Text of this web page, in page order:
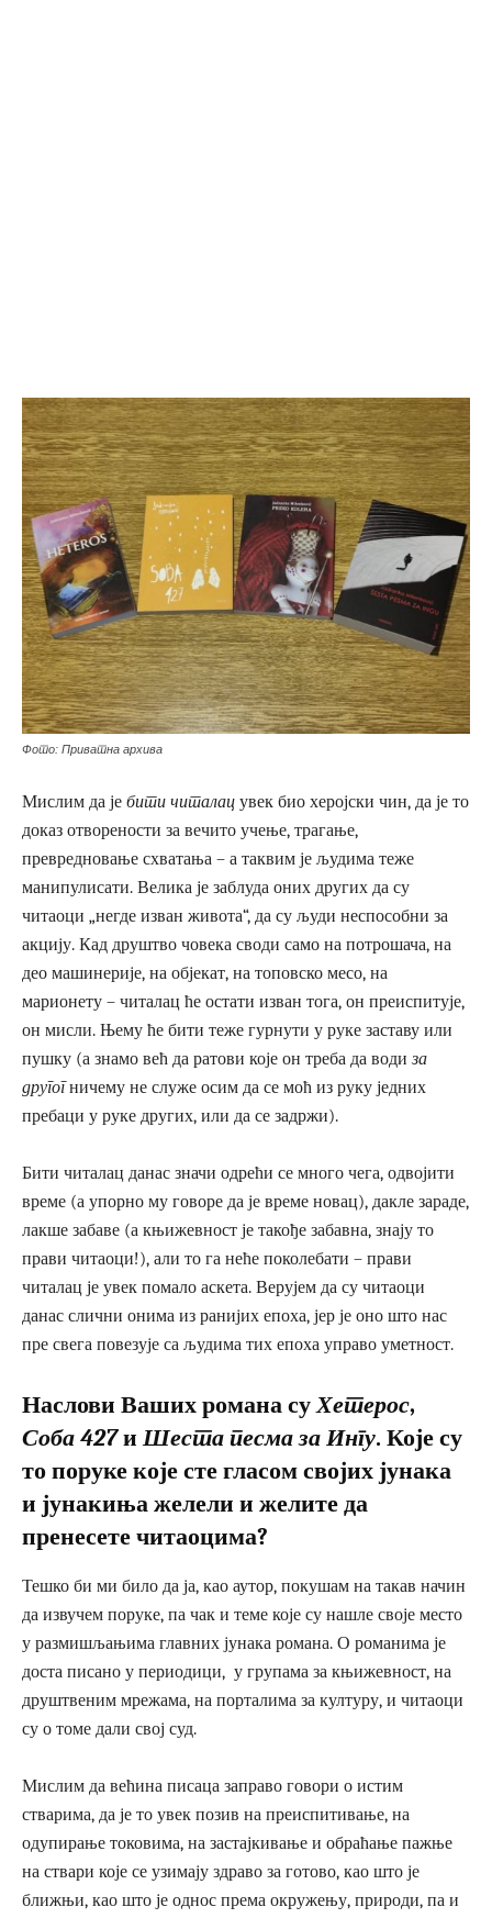
Фото: Приватна архива
Мислим да је бити читалац увек био херојски чин, да је то
доказ отворености за вечито учење, трагање,
превредновање схватања – а таквим је људима теже
манипулисати. Велика је заблуда оних других да су
читаоци „негде изван живота“, да су људи неспособни за
акцију. Кад друштво човека своди само на потрошача, на
део машинерије, на објекат, на топовско месо, на
марионету – читалац ће остати изван тога, он преиспитује,
он мисли. Њему ће бити теже гурнути у руке заставу или
пушку (а знамо већ да ратови које он треба да води за
другогничему не служе осим да се моћ из руку једних
пребаци у руке других, или да се задржи).
Бити читалац данас значи одрећи се много чега, одвојити
време (а упорно му говоре да је време новац), дакле зараде,
лакше забаве (а књижевност је такође забавна, знају то
прави читаоци!), али то га неће поколебати – прави
читалац је увек помало аскета. Верујем да су читаоци
данас слични онима из ранијих епоха, јер је оно што нас
пре свега повезује са људима тих епоха управо уметност.
Наслови Ваших романа суХетерос,
Соба 427и Шеста песма за Ингу. Које су
то поруке које сте гласом својих јунака
и јунакиња желели и желите да
пренесете читаоцима?
Тешко би ми било да ја, као аутор, покушам на такав начин
да извучем поруке, па чак и теме које су нашле своје место
у размишљањима главних јунака романа. О романима је
доста писано у периодици, у групама за књижевност, на
друштвеним мрежама, на порталима за културу, и читаоци
су о томе дали свој суд.
Мислим да већина писаца заправо говори о истим
стварима, да је то увек позив на преиспитивање, на
одупирање токовима, на застајкивање и обраћање пажње
на ствари које се узимају здраво за готово, као што је
ближњи, као што је однос према окружењу, природи, па и